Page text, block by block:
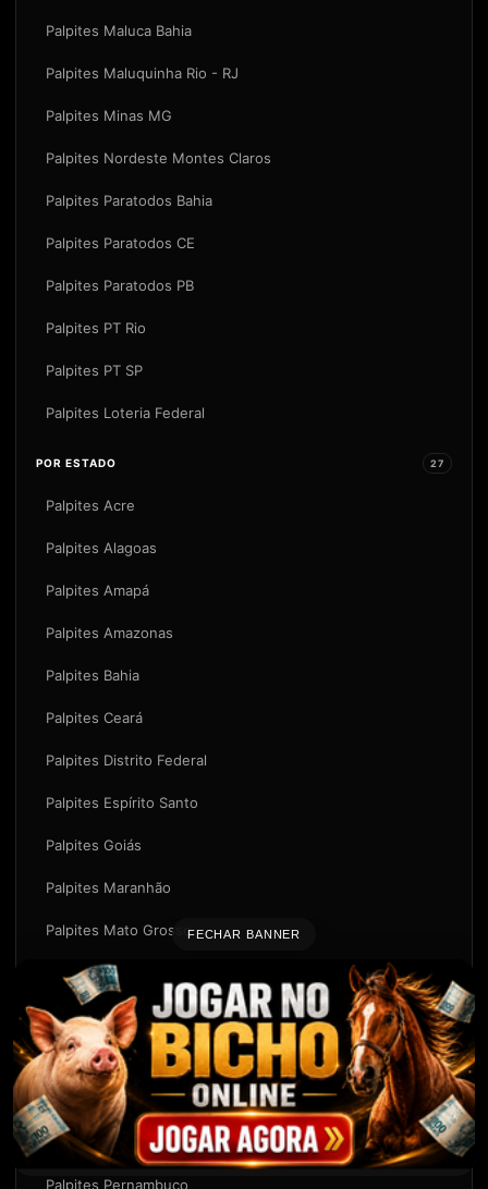
Palpites Maluca Bahia
Palpites Maluquinha Rio - RJ
Palpites Minas MG
Palpites Nordeste Montes Claros
Palpites Paratodos Bahia
Palpites Paratodos CE
Palpites Paratodos PB
Palpites PT Rio
Palpites PT SP
Palpites Loteria Federal
POR ESTADO 27
Palpites Acre
Palpites Alagoas
Palpites Amapá
Palpites Amazonas
Palpites Bahia
Palpites Ceará
Palpites Distrito Federal
Palpites Espírito Santo
Palpites Goiás
Palpites Maranhão
Palpites Mato Grosso
Palpites Mato Grosso do Sul
Palpites Minas Gerais
Palpites Pará
Palpites Paraíba
Palpites Paraná
Palpites Pernambuco
FECHAR BANNER